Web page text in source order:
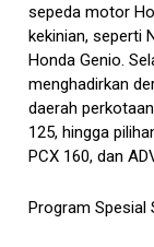
sepeda motor
kekinian, seperti
Honda Genio.
menghadirkan
daerah
125, hingga
PCX 160, dan
Program Spesial